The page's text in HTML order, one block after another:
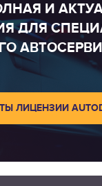
И
ДЛЯ
ЛИЦЕНЗИИ